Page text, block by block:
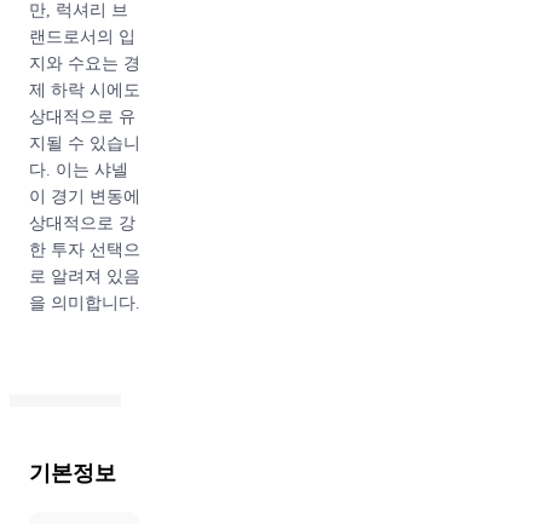
만, 럭셔리 브
랜드로서의 입
지와 수요는 경
제 하락 시에도
상대적으로 유
지될 수 있습니
다. 이는 샤넬
이 경기 변동에
상대적으로 강
한 투자 선택으
로 알려져 있음
을 의미합니다.
기본정보